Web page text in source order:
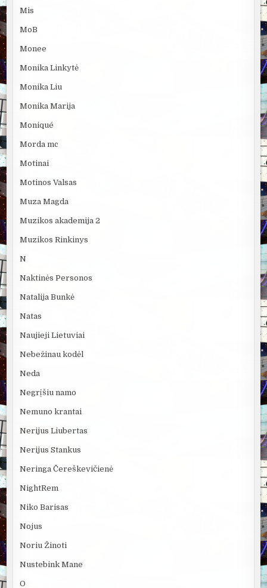
Mis
MoB
Monee
Monika Linkytė
Monika Liu
Monika Marija
Moniqué
Morda mc
Motinai
Motinos Valsas
Muza Magda
Muzikos akademija 2
Muzikos Rinkinys
N
Naktinės Personos
Natalija Bunkė
Natas
Naujieji Lietuviai
Nebežinau kodėl
Neda
Negrįšiu namo
Nemuno krantai
Nerijus Liubertas
Nerijus Stankus
Neringa Čereškevičienė
NightRem
Niko Barisas
Nojus
Noriu Žinoti
Nustebink Mane
O